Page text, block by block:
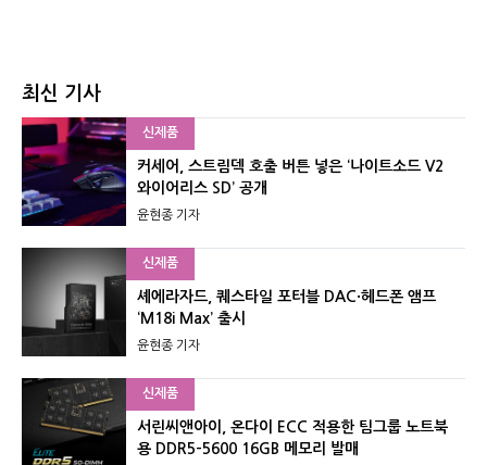
최신 기사
신제품
커세어, 스트림덱 호출 버튼 넣은 ‘나이트소드 V2
와이어리스 SD’ 공개
윤현종 기자
신제품
셰에라자드, 퀘스타일 포터블 DAC·헤드폰 앰프
‘M18i Max’ 출시
윤현종 기자
신제품
서린씨앤아이, 온다이 ECC 적용한 팀그룹 노트북
용 DDR5-5600 16GB 메모리 발매